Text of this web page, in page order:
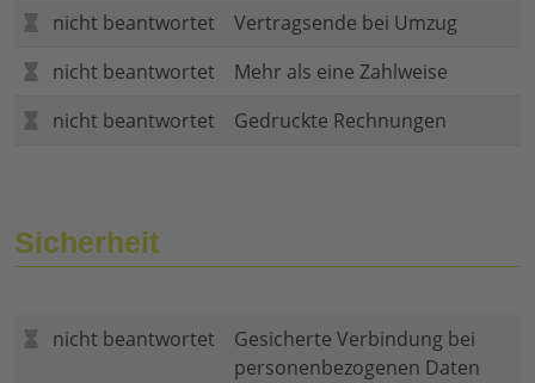
nicht beantwortet
Vertragsende bei Umzug
nicht beantwortet
Mehr als eine Zahlweise
nicht beantwortet
Gedruckte Rechnungen
Sicherheit
nicht beantwortet
Gesicherte Verbindung bei
personenbezogenen Daten